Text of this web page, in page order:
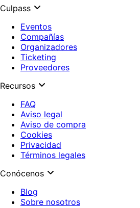
Culpass
Eventos
Compañías
Organizadores
Ticketing
Proveedores
Recursos
FAQ
Aviso legal
Aviso de compra
Cookies
Privacidad
Términos legales
Conócenos
Blog
Sobre nosotros